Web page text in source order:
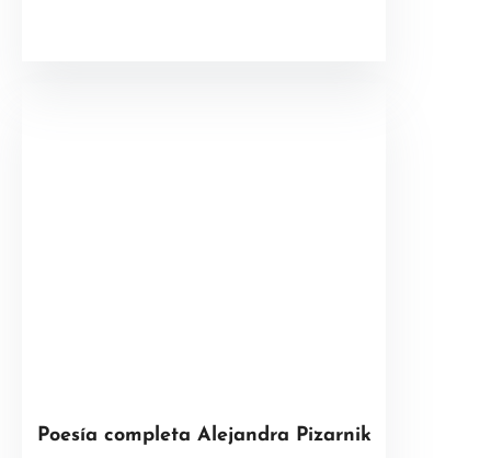
Poesía completa Alejandra Pizarnik